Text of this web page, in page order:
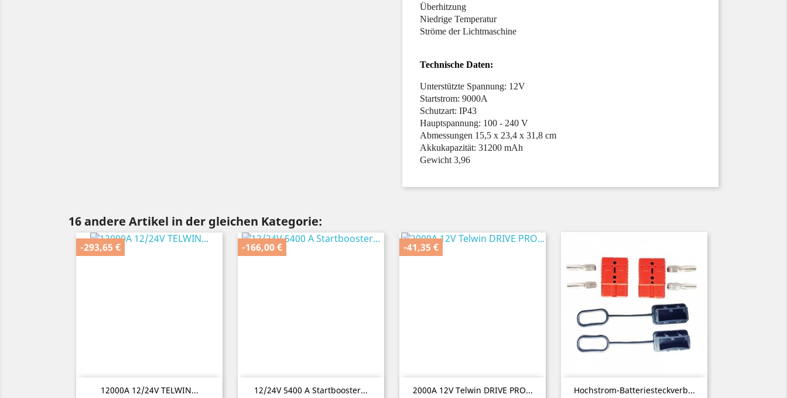
Überhitzung
Niedrige Temperatur
Ströme der Lichtmaschine
Technische Daten:
Unterstützte Spannung: 12V
Startstrom: 9000A
Schutzart: IP43
Hauptspannung: 100 - 240 V
Abmessungen 15,5 x 23,4 x 31,8 cm
Akkukapazität: 31200 mAh
Gewicht 3,96
16 andere Artikel in der gleichen Kategorie:
12000A 12/24V TELWIN...
-293,65 €
Vorschau 12/24V 5400 A Startbooster...
-166,00 €
Vorschau 2000A 12V Telwin DRIVE PRO...
-41,35 €
Vorschau Hochstrom-Batteriesteckverb...
Vorschau